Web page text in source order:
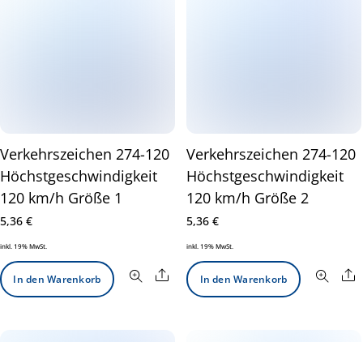
Verkehrszeichen 274-120
Höchstgeschwindigkeit
120 km/h Größe 1
5,36 €
inkl. 19% MwSt.
In den Warenkorb Share
Verkehrszeichen 274-120
Höchstgeschwindigkeit
120 km/h Größe 2
5,36€
inkl. 19% MwSt.
In den Warenkorb